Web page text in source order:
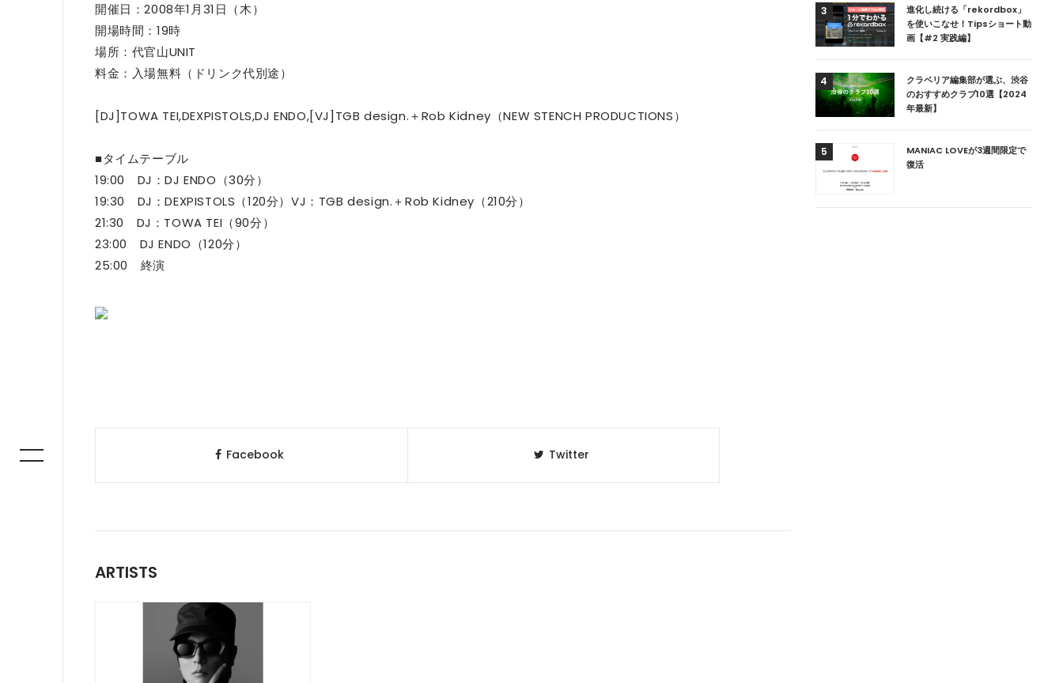
開催日：2008年1月31日（木）
開場時間：19時
場所：代官山UNIT
料金：入場無料（ドリンク代別途）
[DJ]TOWA TEI,DEXPISTOLS,DJ ENDO,[VJ]TGB design.＋Rob Kidney（NEW STENCH PRODUCTIONS）
■タイムテーブル
19:00 DJ：DJ ENDO（30分）
19:30 DJ：DEXPISTOLS（120分）VJ：TGB design.＋Rob Kidney（210分）
21:30 DJ：TOWA TEI（90分）
23:00 DJ ENDO（120分）
25:00 終演
Facebook Twitter
ARTISTS
3
進化し続ける「rekordbox」
を使いこなせ！Tipsショート動
画【#2 実践編】
4
クラベリア編集部が選ぶ、渋谷
のおすすめクラブ10選【2024
年最新】
5
MANIAC LOVEが3週間限定で
復活